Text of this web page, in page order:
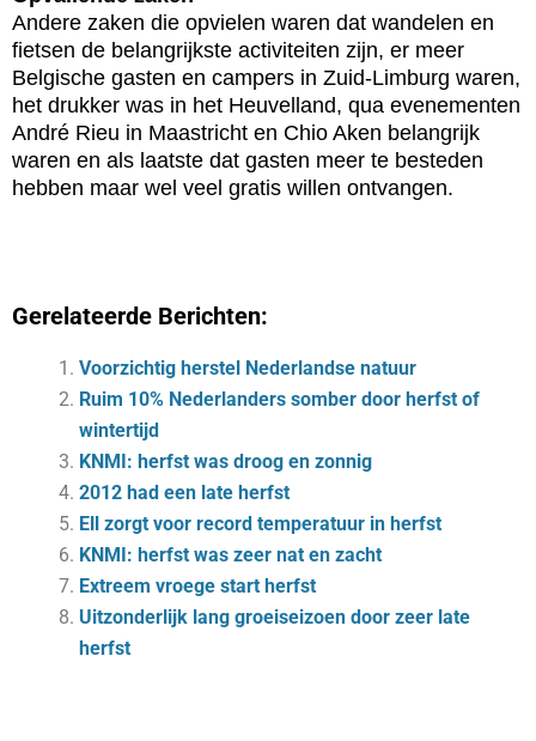
Andere zaken die opvielen waren dat wandelen en
fietsen de belangrijkste activiteiten zijn, er meer
Belgische gasten en campers in Zuid-Limburg waren,
het drukker was in het Heuvelland, qua evenementen
André Rieu in Maastricht en Chio Aken belangrijk
waren en als laatste dat gasten meer te besteden
hebben maar wel veel gratis willen ontvangen.
Gerelateerde Berichten:
Voorzichtig herstel Nederlandse natuur
Ruim 10% Nederlanders somber door herfst of
wintertijd
KNMI: herfst was droog en zonnig
2012 had een late herfst
Ell zorgt voor record temperatuur in herfst
KNMI: herfst was zeer nat en zacht
Extreem vroege start herfst
Uitzonderlijk lang groeiseizoen door zeer late
herfst